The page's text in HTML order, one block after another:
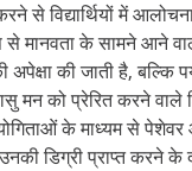
से विद्यार्थियों में
के सामने आने
की जाती है, बल्कि
मन को प्रेरित करने वाले
के माध्यम से
डिग्री प्राप्त करने